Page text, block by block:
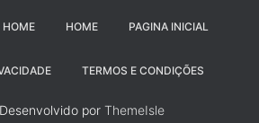
HOME HOME PAGINA INICIAL
TERMOS E CONDIÇÕES
por ThemeIsle